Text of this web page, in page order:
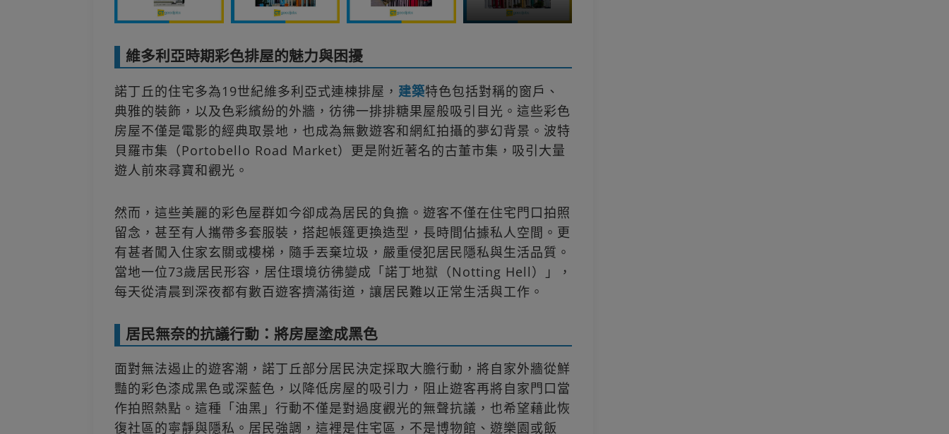
維多利亞時期彩色排屋的魅力與困擾
諾丁丘的住宅多為19世紀維多利亞式連棟排屋， 建築特色包括對稱的窗戶、
典雅的裝飾，以及色彩繽紛的外牆，彷彿一排排糖果屋般吸引目光。這些彩色
房屋不僅是電影的經典取景地，也成為無數遊客和網紅拍攝的夢幻背景。波特
貝羅市集（Portobello Road Market）更是附近著名的古董市集，吸引大量
遊人前來尋寶和觀光。
然而，這些美麗的彩色屋群如今卻成為居民的負擔。遊客不僅在住宅門口拍照
留念，甚至有人攜帶多套服裝，搭起帳篷更換造型，長時間佔據私人空間。更
有甚者闖入住家玄關或樓梯，隨手丟棄垃圾，嚴重侵犯居民隱私與生活品質。
當地一位73歲居民形容，居住環境彷彿變成「諾丁地獄（Notting Hell）」，
每天從清晨到深夜都有數百遊客擠滿街道，讓居民難以正常生活與工作。
居民無奈的抗議行動：將房屋塗成黑色
面對無法遏止的遊客潮，諾丁丘部分居民決定採取大膽行動，將自家外牆從鮮
豔的彩色漆成黑色或深藍色，以降低房屋的吸引力，阻止遊客再將自家門口當
作拍照熱點。這種「油黑」行動不僅是對過度觀光的無聲抗議，也希望藉此恢
復社區的寧靜與隱私。居民強調，這裡是住宅區，不是博物館、遊樂園或飯